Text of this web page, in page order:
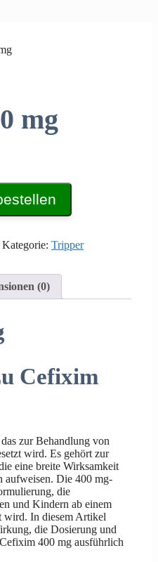
mg
Kategorie: Tripper
(0)
Cefixim
zur Behandlung von
wird. Es gehört zur
eine breite Wirksamkeit
aufweisen. Die 400 mg-
die
und Kindern ab einem
wird. In diesem Artikel
die Dosierung und
400 mg ausführlich